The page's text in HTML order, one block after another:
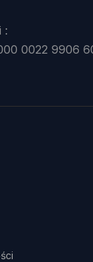
:
0022 9906